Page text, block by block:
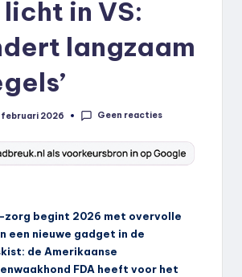
in VS:
langzaam
februari 2026 Geen reacties
zorg begint 2026 met overvolle
een nieuwe gadget in de
de Amerikaanse
FDA heeft voor het